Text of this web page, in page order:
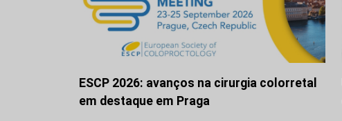
ESCP 2026: avanços na cirurgia colorretal
em destaque em Praga